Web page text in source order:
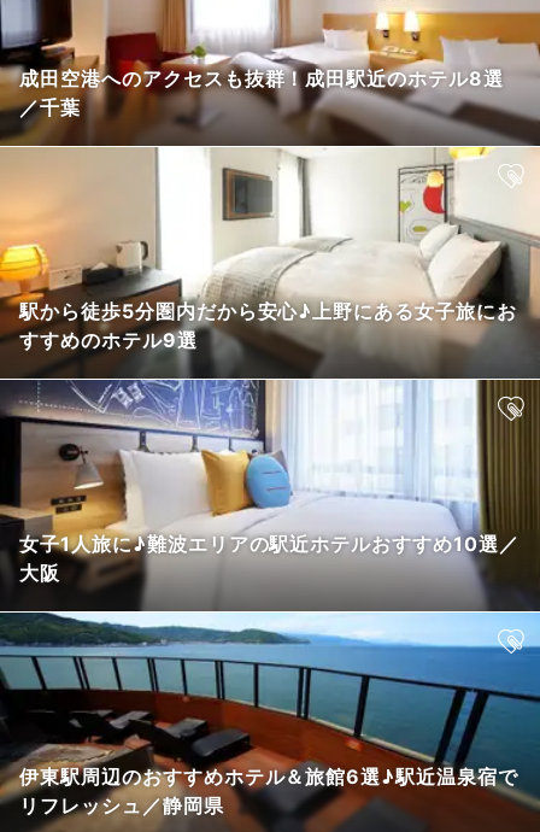
成田空港へのアクセスも抜群！成田駅近のホテル8選
／千葉
駅から徒歩5分圏内だから安心♪上野にある女子旅にお
すすめのホテル9選
女子1人旅に♪難波エリアの駅近ホテルおすすめ10選／
大阪
伊東駅周辺のおすすめホテル＆旅館6選♪駅近温泉宿で
リフレッシュ／静岡県